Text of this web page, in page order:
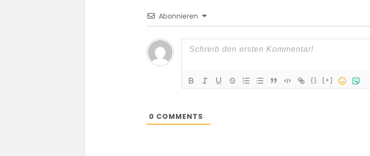
Abonnieren
{} [+]
0 COMMENTS